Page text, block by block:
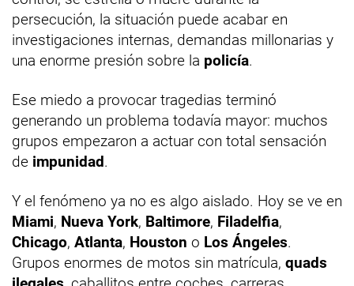
persecución, la situación puede acabar en
investigaciones internas, demandas millonarias y
una enorme presión sobre la policía.
Ese miedo a provocar tragedias terminó
generando un problema todavía mayor: muchos
grupos empezaron a actuar con total sensación
de impunidad.
Y el fenómeno ya no es algo aislado. Hoy se ve en
Miami, Nueva York, Baltimore, Filadelfia,
Chicago, Atlanta, Houston o Los Ángeles.
Grupos enormes de motos sin matrícula, quads